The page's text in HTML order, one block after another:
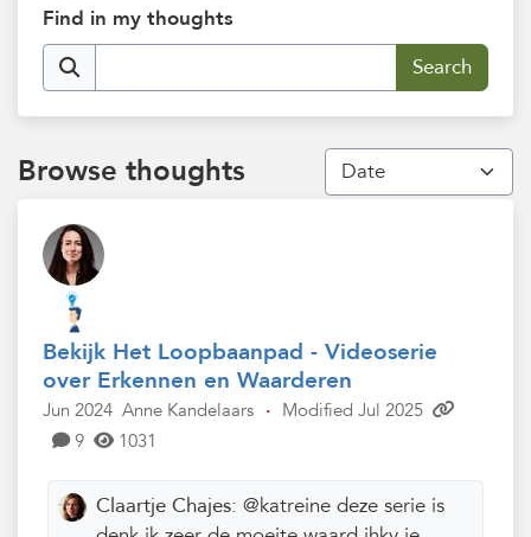
Find in my thoughts
Browse thoughts
Bekijk Het Loopbaanpad - Videoserie
over Erkennen en Waarderen
Jun 2024 Anne Kandelaars · Modified Jul 2025
9
1031
Claartje Chajes:@katreine deze serie is